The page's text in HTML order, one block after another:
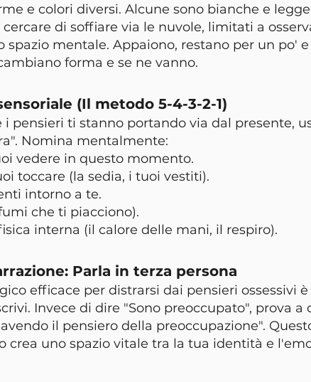
e colori diversi. Alcune sono bianche e
di soffiare via le nuvole, limitati a
spazio mentale. Appaiono, restano per un po' e
forma e se ne vanno.
(Il metodo 5-4-3-2-1)
i pensieri ti stanno portando via dal presente,
Nomina mentalmente:
vedere in questo momento.
toccare (la sedia, i tuoi vestiti).
intorno a te.
che ti piacciono).
interna (il calore delle mani, il respiro).
Parla in terza persona
efficace per distrarsi dai pensieri ossessivi
Invece di dire "Sono preoccupato", prova a
il pensiero della preoccupazione".
crea uno spazio vitale tra la tua identità e